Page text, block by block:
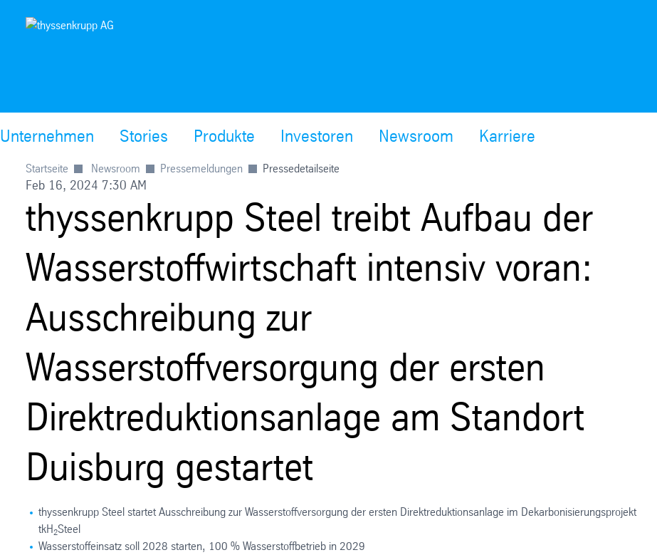
Unternehmen Stories Produkte Investoren Newsroom Karriere
Startseite Newsroom Pressemeldungen Pressedetailseite
Feb 16, 2024 7:30 AM
thyssenkrupp Steel treibt Aufbau der
Wasserstoffwirtschaft intensiv voran:
Ausschreibung zur
Wasserstoffversorgung der ersten
Direktreduktionsanlage am Standort
Duisburg gestartet
thyssenkrupp Steel startet Ausschreibung zur Wasserstoffversorgung der ersten Direktreduktionsanlage im Dekarbonisierungsprojekt
tkH2Steel
Wasserstoffeinsatz soll 2028 starten, 100 % Wasserstoffbetrieb in 2029